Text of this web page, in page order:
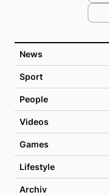
News
Sport
People
Videos
Games
Lifestyle
Archiv